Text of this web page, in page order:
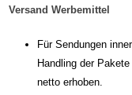
Versand Werbemittel
Für Sendungen
Handling der
netto erhoben.